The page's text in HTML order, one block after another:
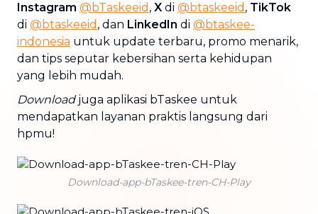
Instagram @bTaskeeid , X di @btaskeeid , TikTok
di @btaskeeid , dan LinkedIn di @btaskee-
indonesia untuk update terbaru, promo menarik,
dan tips seputar kebersihan serta kehidupan
yang lebih mudah.
Downloadjuga aplikasi bTaskee untuk
mendapatkan layanan praktis langsung dari
hpmu!
Download-app-bTaskee-tren-CH-Play